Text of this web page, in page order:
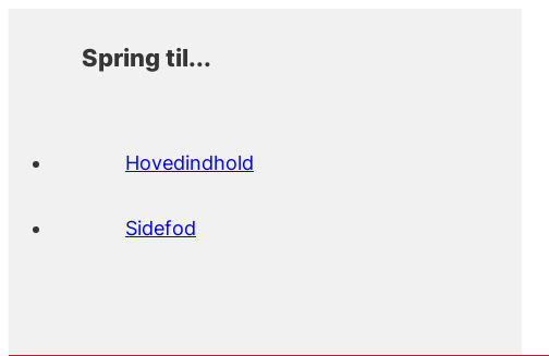
Spring til...
Hovedindhold
Sidefod